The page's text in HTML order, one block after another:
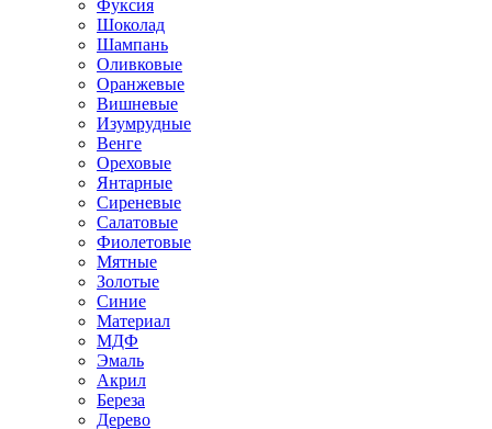
Фуксия
Шоколад
Шампань
Оливковые
Оранжевые
Вишневые
Изумрудные
Венге
Ореховые
Янтарные
Сиреневые
Салатовые
Фиолетовые
Мятные
Золотые
Синие
Материал
МДФ
Эмаль
Акрил
Береза
Дерево